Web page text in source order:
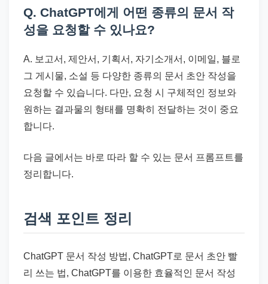
Q. ChatGPT에게 어떤 종류의 문서 작
성을 요청할 수 있나요?
A. 보고서, 제안서, 기획서, 자기소개서, 이메일, 블로
그 게시물, 소설 등 다양한 종류의 문서 초안 작성을
요청할 수 있습니다. 다만, 요청 시 구체적인 정보와
원하는 결과물의 형태를 명확히 전달하는 것이 중요
합니다.
다음 글에서는 바로 따라 할 수 있는 문서 프롬프트를
정리합니다.
검색 포인트 정리
ChatGPT 문서 작성 방법, ChatGPT로 문서 초안 빨
리 쓰는 법, ChatGPT를 이용한 효율적인 문서 작성